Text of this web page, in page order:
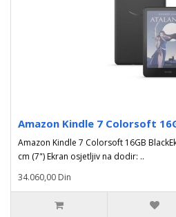
Amazon Kindle 7 Colorsoft
Amazon Kindle 7 Colorsoft 16GB
cm (7") Ekran osjetljiv na dodir: ..
34.060,00 Din